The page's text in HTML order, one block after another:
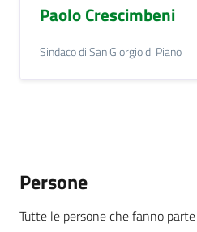
Paolo Crescimbeni
Sindaco di San Giorgio di Piano
Persone
Tutte le persone che fanno